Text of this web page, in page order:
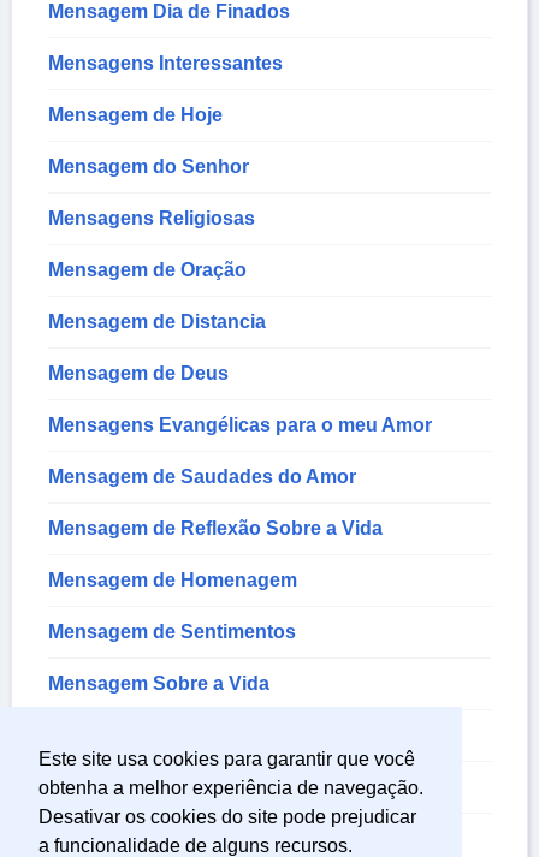
Este site usa cookies para garantir que você
obtenha a melhor experiência de navegação.
Desativar os cookies do site pode prejudicar
a funcionalidade de alguns recursos.
Mensagem Dia de Finados
Mensagens Interessantes
Mensagem de Hoje
Mensagem do Senhor
Mensagens Religiosas
Mensagem de Oração
Mensagem de Distancia
Mensagem de Deus
Mensagens Evangélicas para o meu Amor
Mensagem de Saudades do Amor
Mensagem de Reflexão Sobre a Vida
Mensagem de Homenagem
Mensagem de Sentimentos
Mensagem Sobre a Vida
Mensagem de Saudade
Mensagem de Paz